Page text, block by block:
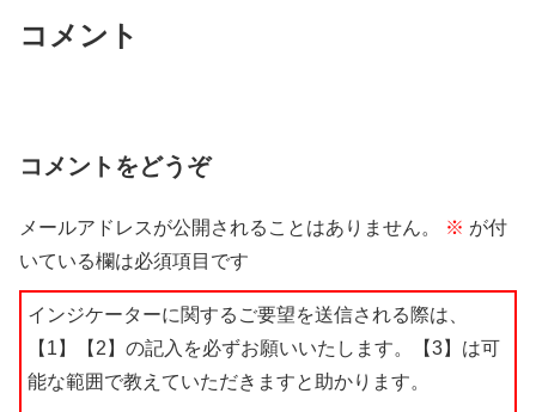
コメント
コメントをどうぞ
メールアドレスが公開されることはありません。 ※ が付
いている欄は必須項目です
インジケーターに関するご要望を送信される際は、
【1】【2】の記入を必ずお願いいたします。【3】は可
能な範囲で教えていただきますと助かります。